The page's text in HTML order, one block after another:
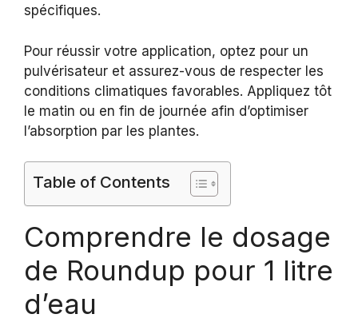
spécifiques.
Pour réussir votre application, optez pour un
pulvérisateur et assurez-vous de respecter les
conditions climatiques favorables. Appliquez tôt
le matin ou en fin de journée afin d’optimiser
l’absorption par les plantes.
Table of Contents
Comprendre le dosage
de Roundup pour 1 litre
d’eau